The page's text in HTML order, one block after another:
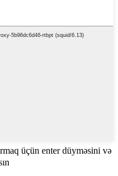
üçün enter düyməsini və